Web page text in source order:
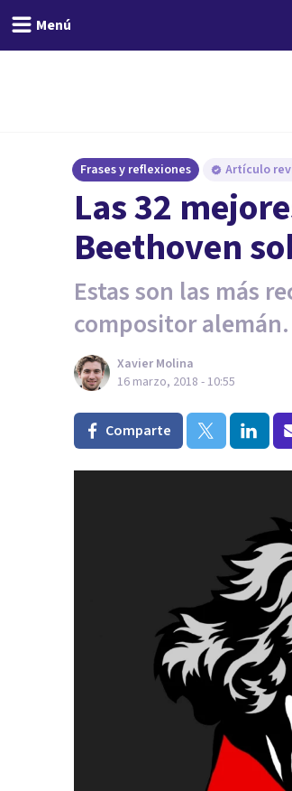
Menú
Frases y reflexiones Artículo
Las 32
Beethoven
Estas son las más
compositor alemán.
Xavier Molina
16 marzo, 2018 - 10:55
Comparte